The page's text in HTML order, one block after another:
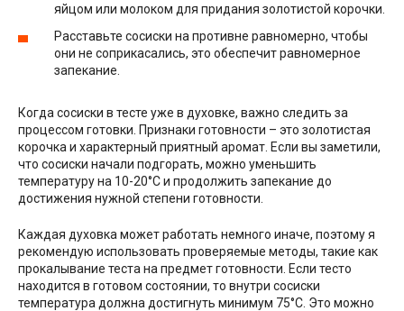
яйцом или молоком для придания золотистой корочки.
Расставьте сосиски на противне равномерно, чтобы
они не соприкасались, это обеспечит равномерное
запекание.
Когда сосиски в тесте уже в духовке, важно следить за
процессом готовки. Признаки готовности – это золотистая
корочка и характерный приятный аромат. Если вы заметили,
что сосиски начали подгорать, можно уменьшить
температуру на 10-20°С и продолжить запекание до
достижения нужной степени готовности.
Каждая духовка может работать немного иначе, поэтому я
рекомендую использовать проверяемые методы, такие как
прокалывание теста на предмет готовности. Если тесто
находится в готовом состоянии, то внутри сосиски
температура должна достигнуть минимум 75°С. Это можно